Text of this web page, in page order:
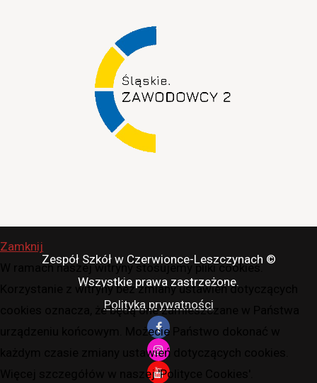
Zespół Szkół w Czerwionce-Leszczynach ©
Wszystkie prawa zastrzeżone.
Polityka prywatności
Zamknij
W ramach naszej witryny stosujemy pliki cookies.
Korzystanie z witryny bez zmiany ustawień dotyczących
cookies oznacza, że będą one zamieszczane w Państwa
urządzeniu końcowym. Możecie Państwo dokonać w
każdym czasie zmiany ustawień dotyczących cookies.
Więcej szczegółów w naszej 'Polityce Cookies'.